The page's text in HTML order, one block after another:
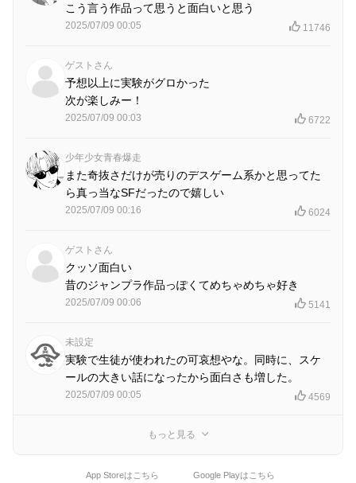
こう言う作品って思うと面白いと思う
2025/07/09 00:05 11746
ゲストさん
予想以上に実験がグロかった
次が楽しみー！
2025/07/09 00:03 6722
少年少女青春爆走
また奇抜さだけが売りのデスゲーム系かと思ってた
ら真っ当なSFだったので嬉しい
2025/07/09 00:16 6024
ゲストさん
クッソ面白い
昔のジャンプラ作品っぽくてめちゃめちゃ好き
2025/07/09 00:06 5141
未設定
実験で生徒が使われたの可哀想やな。同時に、スケ
ールの大きい話になったから面白さも増した。
2025/07/09 00:05 4569
もっと見る
App Storeはこちら Google Playはこちら